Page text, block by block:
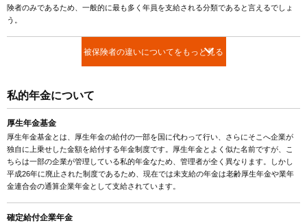
険者のみであるため、一般的に最も多く年員を支給される分類であると言えるでしょ
う。
被保険者の違いについてをもっと見る
私的年金について
厚生年金基金
厚生年金基金とは、厚生年金の給付の一部を国に代わって行い、さらにそこへ企業が
独自に上乗せした金額を給付する年金制度です。厚生年金とよく似た名前ですが、こ
ちらは一部の企業が管理している私的年金なため、管理者が全く異なります。しかし
平成26年に廃止された制度であるため、現在では未支給の年金は老齢厚生年金や業年
金連合会の通算企業年金として支給されています。
確定給付企業年金